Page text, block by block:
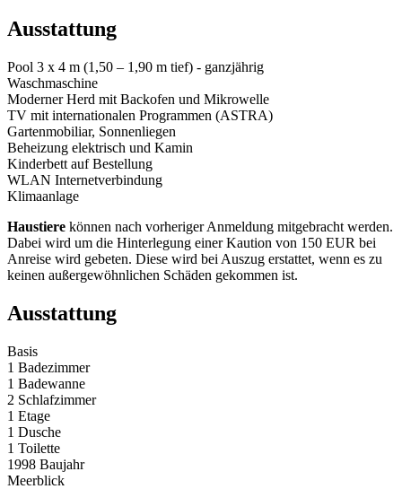
Ausstattung
Pool 3 x 4 m (1,50 – 1,90 m tief) - ganzjährig
Waschmaschine
Moderner Herd mit Backofen und Mikrowelle
TV mit internationalen Programmen (ASTRA)
Gartenmobiliar, Sonnenliegen
Beheizung elektrisch und Kamin
Kinderbett auf Bestellung
WLAN Internetverbindung
Klimaanlage
Haustiere können nach vorheriger Anmeldung mitgebracht werden.
Dabei wird um die Hinterlegung einer Kaution von 150 EUR bei
Anreise wird gebeten. Diese wird bei Auszug erstattet, wenn es zu
keinen außergewöhnlichen Schäden gekommen ist.
Ausstattung
Basis
1 Badezimmer
1 Badewanne
2 Schlafzimmer
1 Etage
1 Dusche
1 Toilette
1998 Baujahr
Meerblick